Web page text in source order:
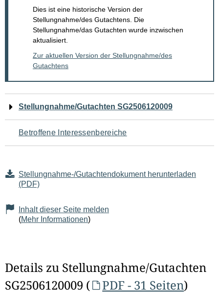
Dies ist eine historische Version der
Stellungnahme/des Gutachtens. Die
Stellungnahme/das Gutachten wurde inzwischen
aktualisiert.
Zur aktuellen Version der Stellungnahme/des
Gutachtens
Navigation
für
den
Seiteninhalt
Stellungnahme/Gutachten SG2506120009
Betroffene Interessenbereiche
Stellungnahme-/Gutachtendokument herunterladen
(PDF)
Inhalt dieser Seite melden
(Mehr Informationen)
Details zu Stellungnahme/Gutachten
SG2506120009 (
PDF - 31 Seiten)